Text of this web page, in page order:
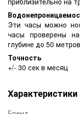
Эти часы можно
часы проверены
глубине до 50
Точность
+/- 30 сек в месяц
Характеристики